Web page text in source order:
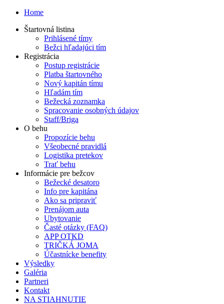
Home
Štartovná listina
Prihlásené tímy
Bežci hľadajúci tím
Registrácia
Postup registrácie
Platba štartovného
Nový kapitán tímu
Hľadám tím
Bežecká zoznamka
Spracovanie osobných údajov
Staff/Briga
O behu
Propozície behu
Všeobecné pravidlá
Logistika pretekov
Trať behu
Informácie pre bežcov
Bežecké desatoro
Info pre kapitána
Ako sa pripraviť
Prenájom auta
Ubytovanie
Časté otázky (FAQ)
APP OTKD
TRIČKÁ JOMA
Účastnícke benefity
Výsledky
Galéria
Partneri
Kontakt
NA STIAHNUTIE